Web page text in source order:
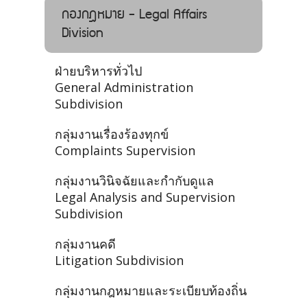
กองกฎหมาย - Legal Affairs
Division
ฝ่ายบริหารทั่วไป
General Administration
Subdivision
กลุ่มงานเรื่องร้องทุกข์
Complaints Supervision
กลุ่มงานวินิจฉัยและกำกับดูแล
Legal Analysis and Supervision
Subdivision
กลุ่มงานคดี
Litigation Subdivision
กลุ่มงานกฎหมายและระเบียบท้องถิ่น